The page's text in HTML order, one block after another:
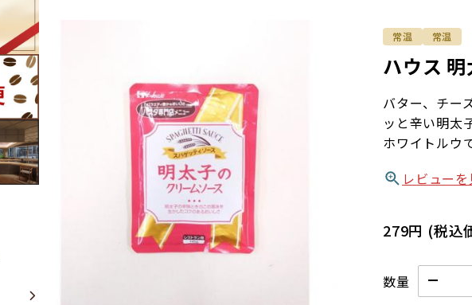
ハウス
バター、チー
ッと辛い明太
ホワイトルウ
レビューを
279円 (税込
数量
常温 常温